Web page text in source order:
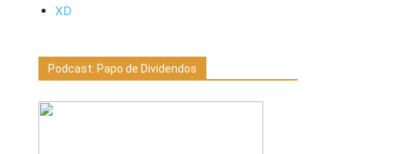
XD
Podcast: Papo de Dividendos